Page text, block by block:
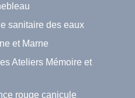
sanitaire des eaux
et Marne
Ateliers Mémoire et
rouge canicule